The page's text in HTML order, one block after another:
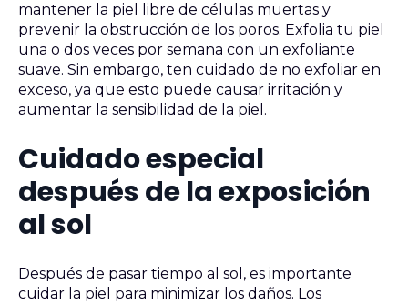
mantener la piel libre de células muertas y
prevenir la obstrucción de los poros. Exfolia tu piel
una o dos veces por semana con un exfoliante
suave. Sin embargo, ten cuidado de no exfoliar en
exceso, ya que esto puede causar irritación y
aumentar la sensibilidad de la piel.
Cuidado especial
después de la exposición
al sol
Después de pasar tiempo al sol, es importante
cuidar la piel para minimizar los daños. Los